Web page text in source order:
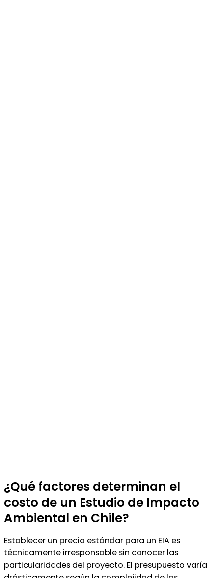
¿Qué factores determinan el
costo de un Estudio de Impacto
Ambiental en Chile?
Establecer un precio estándar para un EIA es
técnicamente irresponsable sin conocer las
particularidades del proyecto. El presupuesto varía